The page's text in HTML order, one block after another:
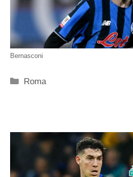
Bernasconi
Categorie
Roma